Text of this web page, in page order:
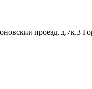
проезд, д.7к.3